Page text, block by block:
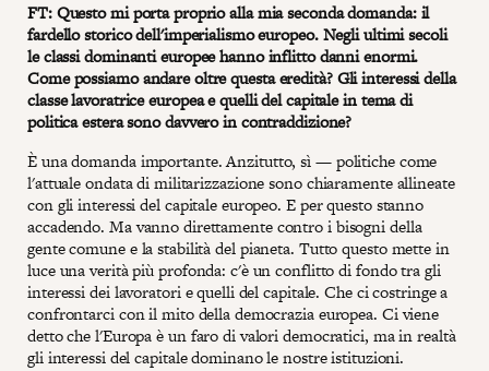
FT: Questo mi porta proprio alla mia seconda domanda: il
fardello storico dell'imperialismo europeo. Negli ultimi secoli
le classi dominanti europee hanno inflitto danni enormi.
Come possiamo andare oltre questa eredità? Gli interessi della
classe lavoratrice europea e quelli del capitale in tema di
politica estera sono davvero in contraddizione?
È una domanda importante. Anzitutto, sì — politiche come
l'attuale ondata di militarizzazione sono chiaramente allineate
con gli interessi del capitale europeo. E per questo stanno
accadendo. Ma vanno direttamente contro i bisogni della
gente comune e la stabilità del pianeta. Tutto questo mette in
luce una verità più profonda: c'è un conflitto di fondo tra gli
interessi dei lavoratori e quelli del capitale. Che ci costringe a
confrontarci con il mito della democrazia europea. Ci viene
detto che l'Europa è un faro di valori democratici, ma in realtà
gli interessi del capitale dominano le nostre istituzioni.